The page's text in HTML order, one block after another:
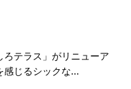
テラス」がリニューア
じるシックな...